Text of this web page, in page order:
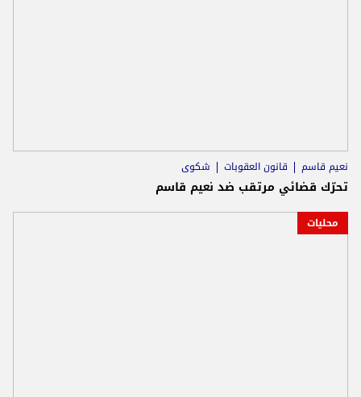
نعيم قاسم قانون العقوبات شكوى
تحرّك قضائي مرتقب ضد نعيم قاسم
محليات